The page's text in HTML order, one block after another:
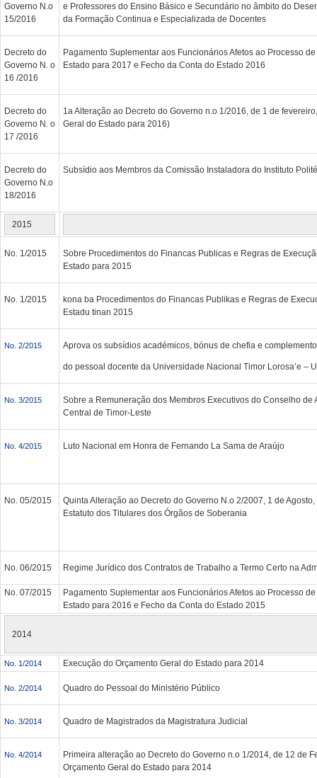
Governo N.o
15/2016
e Professores do Ensino Básico e Secundário no âmbito do
da Formação Continua e Especializada de Docentes
Decreto do
Governo N. o
16 /2016
Pagamento Suplementar aos Funcionários Afetos ao Processo
Estado para 2017 e Fecho da Conta do Estado 2016
Decreto do
Governo N. o
17 /2016
1a Alteração ao Decreto do Governo n.o 1/2016, de 1 de
Geral do Estado para 2016)
Decreto do
Governo N.o
18/2016
Subsídio aos Membros da Comissão Instaladora do Instituto
2015
No. 1/2015
Sobre Procedimentos do Financas Publicas e Regras de
Estado para 2015
No. 1/2015
kona ba Procedimentos do Financas Publikas e Regras de
Estadu tinan 2015
No. 2/2015 Aprova os subsídios académicos, bónus de chefia e
do pessoal docente da Universidade Nacional Timor Lorosa’e –
No. 3/2015
Sobre a Remuneração dos Membros Executivos do Conselho de
Central de Timor-Leste
No. 4/2015 Luto Nacional em Honra de Fernando La Sama de Araújo
No. 05/2015
Quinta Alteração ao Decreto do Governo N.o 2/2007, 1 de
Estatuto dos Titulares dos Órgãos de Soberania
No. 06/2015 Regime Jurídico dos Contratos de Trabalho a Termo Certo na
No. 07/2015
Pagamento Suplementar aos Funcionários Afetos ao Processo
Estado para 2016 e Fecho da Conta do Estado 2015
2014
No. 1/2014 Execução do Orçamento Geral do Estado para 2014
No. 2/2014 Quadro do Pessoal do Ministério Público
No. 3/2014 Quadro de Magistrados da Magistratura Judicial
No. 4/2014
Primeira alteração ao Decreto do Governo n.o 1/2014, de 12 de
Orçamento Geral do Estado para 2014